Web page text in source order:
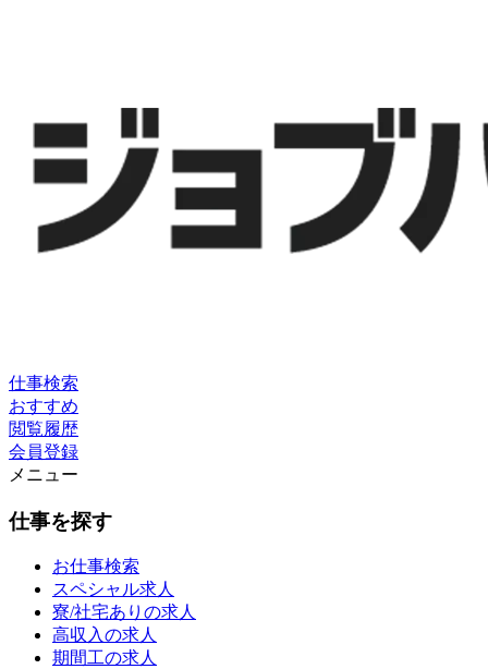
仕事検索
おすすめ
閲覧履歴
会員登録
メニュー
仕事を探す
お仕事検索
スペシャル求人
寮/社宅ありの求人
高収入の求人
期間工の求人